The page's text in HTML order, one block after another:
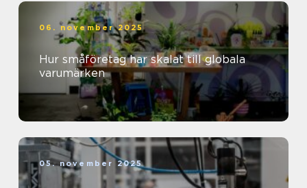
06. november 2025
Hur småföretag har skalat till globala
varumärken
05. november 2025